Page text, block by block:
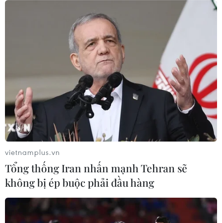
vietnamplus.vn
Tổng thống Iran nhấn mạnh Tehran sẽ
không bị ép buộc phải đầu hàng